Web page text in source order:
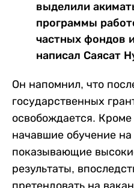
выделили
программы
частных фондов
написал Саясат
Он напомнил, что
государственных
освобождается. Кроме
начавшие обучение
показывающие
результаты,